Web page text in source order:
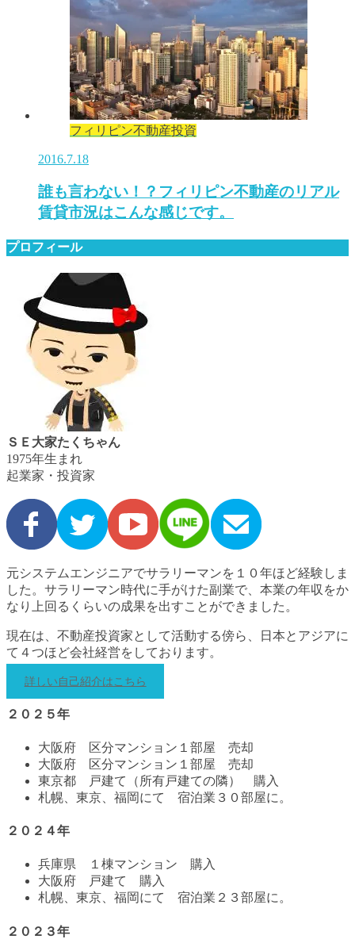
フィリピン不動産投資
2016.7.18
誰も言わない！？フィリピン不動産のリアル
賃貸市況はこんな感じです。
プロフィール
ＳＥ大家たくちゃん
1975年生まれ
起業家・投資家
元システムエンジニアでサラリーマンを１０年ほど経験しま
した。サラリーマン時代に手がけた副業で、本業の年収をか
なり上回るくらいの成果を出すことができました。
現在は、不動産投資家として活動する傍ら、日本とアジアに
て４つほど会社経営をしております。
詳しい自己紹介はこちら
２０２５年
大阪府 区分マンション１部屋 売却
大阪府 区分マンション１部屋 売却
東京都 戸建て（所有戸建ての隣） 購入
札幌、東京、福岡にて 宿泊業３０部屋に。
２０２４年
兵庫県 １棟マンション 購入
大阪府 戸建て 購入
札幌、東京、福岡にて 宿泊業２３部屋に。
２０２３年